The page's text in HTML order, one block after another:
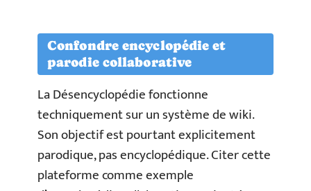
Confondre encyclopédie et
parodie collaborative
La Désencyclopédie fonctionne
techniquement sur un système de wiki.
Son objectif est pourtant explicitement
parodique, pas encyclopédique. Citer cette
plateforme comme exemple